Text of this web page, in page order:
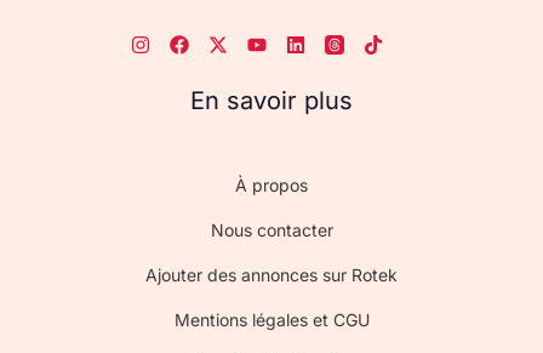
En savoir plus
À propos
Nous contacter
Ajouter des annonces sur Rotek
Mentions légales et CGU